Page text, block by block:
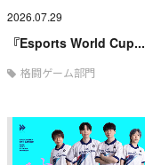
2026.07.29
『Esports World Cup...
格闘ゲーム部門